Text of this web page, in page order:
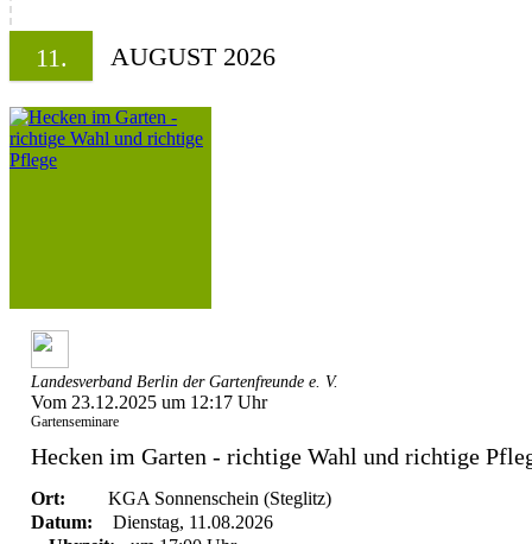
11. AUGUST 2026
Landesverband Berlin der Gartenfreunde e. V.
Vom 23.12.2025 um 12:17 Uhr
Gartenseminare
Hecken im Garten - richtige Wahl und richtige
Ort:
KGA Sonnenschein (Steglitz)
Datum:
Dienstag, 11.08.2026